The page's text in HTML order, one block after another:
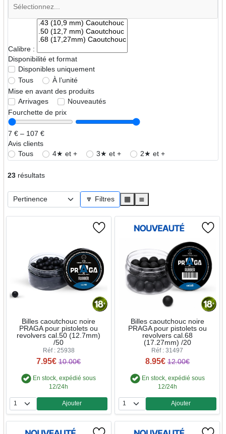
Calibre :
Disponibilité et format
Disponibles uniquement
Tous
À l’unité
Mise en avant des produits
Arrivages
Nouveautés
Fourchette de prix
7 € – 107 €
Avis clients
Tous
4★ et + 3★ et + 2★ et +
23résultats
🔽 Filtres ▦ ≣
Billes caoutchouc noire
PRAGA pour pistolets ou
revolvers cal.50 (12.7mm)
/50
Réf : 25938
7.95€ 10.00€
En stock, expédié sous
12/24h
Quantité
Ajouter
Billes caoutchouc noire
PRAGA pour pistolets ou
revolvers cal.68
(17.27mm) /20
Réf : 31497
8.95€ 12.00€
En stock, expédié sous
12/24h
Quantité
Ajouter